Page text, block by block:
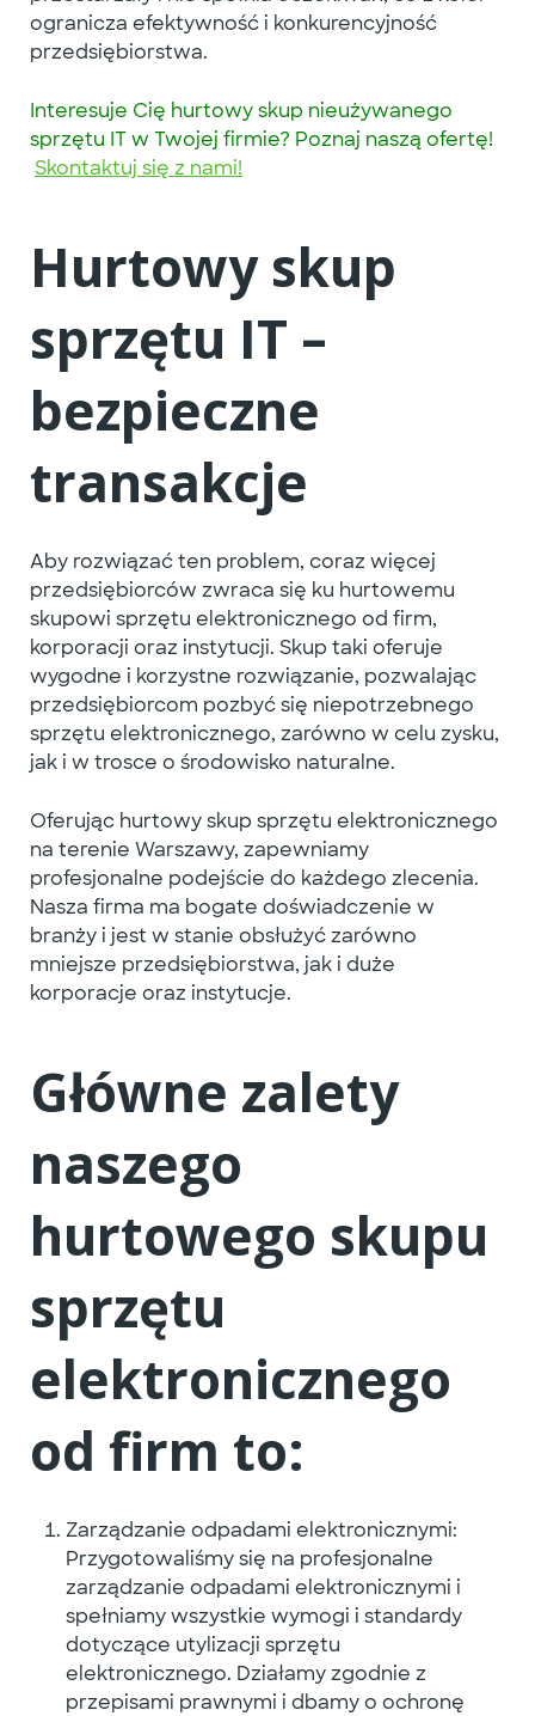
ogranicza efektywność i konkurencyjność
przedsiębiorstwa.
Interesuje Cię hurtowy skup nieużywanego
sprzętu IT w Twojej firmie? Poznaj naszą ofertę!
Skontaktuj się z nami!
Hurtowy skup
sprzętu IT –
bezpieczne
transakcje
Aby rozwiązać ten problem, coraz więcej
przedsiębiorców zwraca się ku hurtowemu
skupowi sprzętu elektronicznego od firm,
korporacji oraz instytucji. Skup taki oferuje
wygodne i korzystne rozwiązanie, pozwalając
przedsiębiorcom pozbyć się niepotrzebnego
sprzętu elektronicznego, zarówno w celu zysku,
jak i w trosce o środowisko naturalne.
Oferując hurtowy skup sprzętu elektronicznego
na terenie Warszawy, zapewniamy
profesjonalne podejście do każdego zlecenia.
Nasza firma ma bogate doświadczenie w
branży i jest w stanie obsłużyć zarówno
mniejsze przedsiębiorstwa, jak i duże
korporacje oraz instytucje.
Główne zalety
naszego
hurtowego skupu
sprzętu
elektronicznego
od firm to:
Zarządzanie odpadami elektronicznymi:
Przygotowaliśmy się na profesjonalne
zarządzanie odpadami elektronicznymi i
spełniamy wszystkie wymogi i standardy
dotyczące utylizacji sprzętu
elektronicznego. Działamy zgodnie z
przepisami prawnymi i dbamy o ochronę